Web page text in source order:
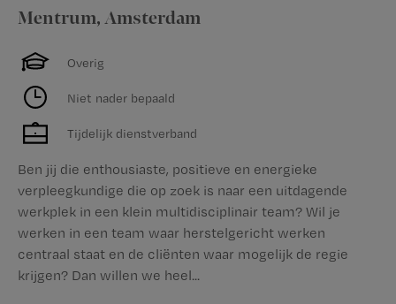
Mentrum, Amsterdam
Overig
Niet nader bepaald
Tijdelijk dienstverband
Ben jij die enthousiaste, positieve en energieke
verpleegkundige die op zoek is naar een uitdagende
werkplek in een klein multidisciplinair team? Wil je
werken in een team waar herstelgericht werken
centraal staat en de cliënten waar mogelijk de regie
krijgen? Dan willen we heel...